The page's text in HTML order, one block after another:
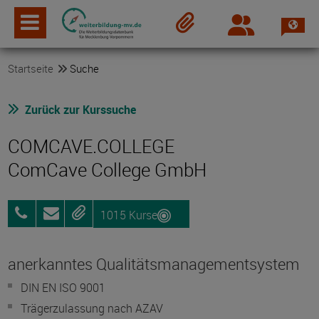
Login
Startseite Suche
Zurück zur Kurssuche
COMCAVE.COLLEGE
ComCave College GmbH
0800
25072012
AnfragenMerken1015 Kurse
anerkanntes Qualitätsmanagementsystem
DIN EN ISO 9001
Trägerzulassung nach AZAV